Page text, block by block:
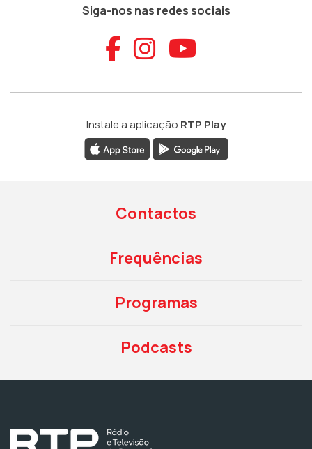
Siga-nos nas redes sociais
Aceder ao
Aceder ao
Aceder
Instale a aplicação RTP Play
Contactos
Frequências
Programas
Podcasts